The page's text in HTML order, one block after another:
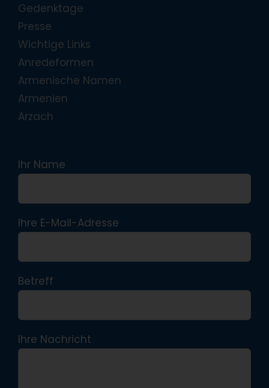
Gedenktage
Presse
Wichtige Links
Anredeformen
Armenische Namen
Armenien
Arzach
Ihr Name
Ihre E-Mail-Adresse
Betreff
Ihre Nachricht